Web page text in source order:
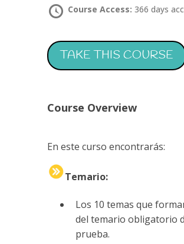
Course Access: 366 days
TAKE THIS COURSE
Course Overview
En este curso encontrarás:
Temario:
Los 10 temas que
del temario obligatorio
prueba.